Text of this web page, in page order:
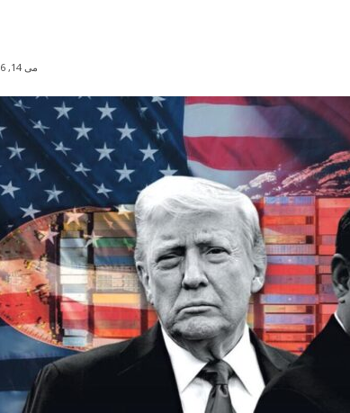
می 14, 2026